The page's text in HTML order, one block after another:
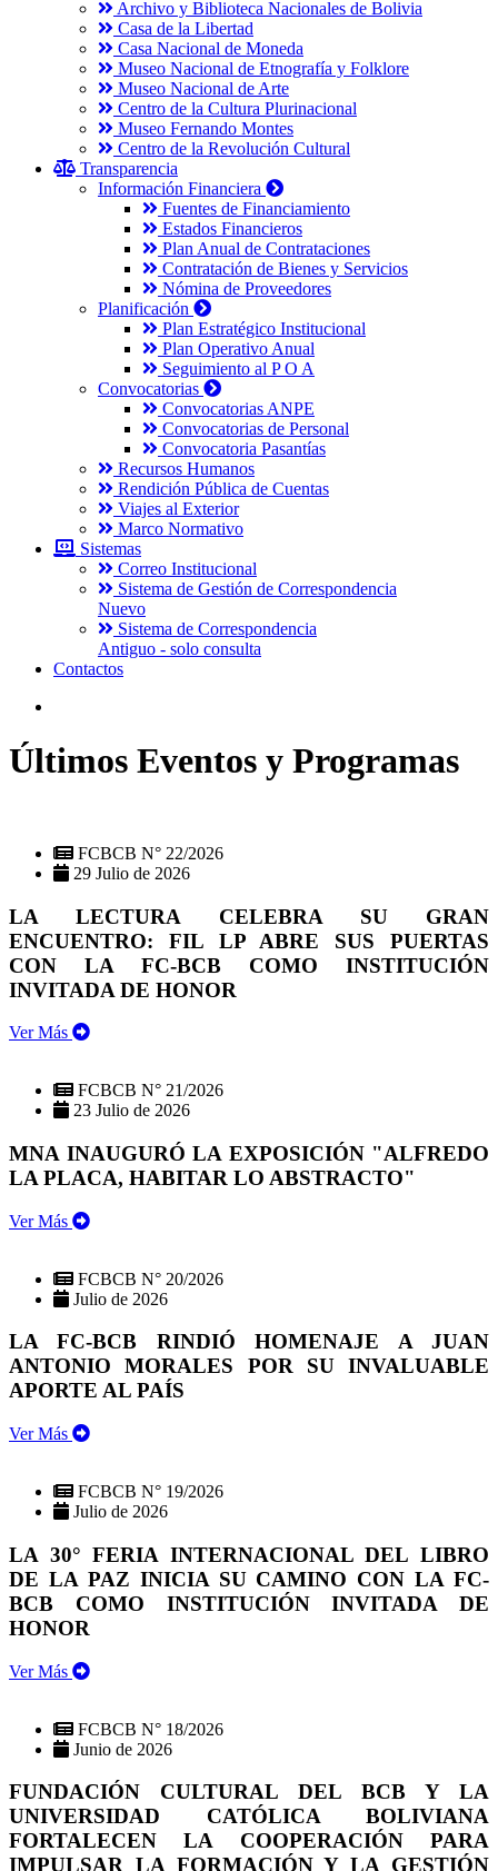
Archivo y Biblioteca Nacionales de Bolivia
Casa de la Libertad
Casa Nacional de Moneda
Museo Nacional de Etnografía y Folklore
Museo Nacional de Arte
Centro de la Cultura Plurinacional
Museo Fernando Montes
Centro de la Revolución Cultural
Transparencia
Información Financiera
Fuentes de Financiamiento
Estados Financieros
Plan Anual de Contrataciones
Contratación de Bienes y Servicios
Nómina de Proveedores
Planificación
Plan Estratégico Institucional
Plan Operativo Anual
Seguimiento al P O A
Convocatorias
Convocatorias ANPE
Convocatorias de Personal
Convocatoria Pasantías
Recursos Humanos
Rendición Pública de Cuentas
Viajes al Exterior
Marco Normativo
Sistemas
Correo Institucional
Sistema de Gestión de Correspondencia
Nuevo
Sistema de Correspondencia
Antiguo - solo consulta
Contactos
Últimos Eventos y Programas
FCBCB N° 22/2026
29 Julio de 2026
LA LECTURA CELEBRA SU GRAN
ENCUENTRO: FIL LP ABRE SUS PUERTAS
CON LA FC-BCB COMO INSTITUCIÓN
INVITADA DE HONOR
Ver Más
FCBCB N° 21/2026
23 Julio de 2026
MNA INAUGURÓ LA EXPOSICIÓN "ALFREDO
LA PLACA, HABITAR LO ABSTRACTO"
Ver Más
FCBCB N° 20/2026
Julio de 2026
LA FC-BCB RINDIÓ HOMENAJE A JUAN
ANTONIO MORALES POR SU INVALUABLE
APORTE AL PAÍS
Ver Más
FCBCB N° 19/2026
Julio de 2026
LA 30° FERIA INTERNACIONAL DEL LIBRO
DE LA PAZ INICIA SU CAMINO CON LA FC-
BCB COMO INSTITUCIÓN INVITADA DE
HONOR
Ver Más
FCBCB N° 18/2026
Junio de 2026
FUNDACIÓN CULTURAL DEL BCB Y LA
UNIVERSIDAD CATÓLICA BOLIVIANA
FORTALECEN LA COOPERACIÓN PARA
IMPULSAR LA FORMACIÓN Y LA GESTIÓN